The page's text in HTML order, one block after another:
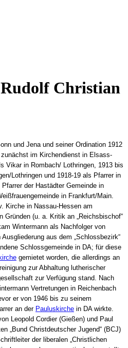
Christian
und Jena und seiner Ordination 1912
im Kirchendienst in Elsass-
Vikar in Rombach/ Lothringen, 1913 bis
Lothringen und 1918-19 als Pfarrer in
der Hastädter Gemeinde in
in Frankfurt/Main.
Kirche in Nassau-Hessen am
Gründen (u. a. Kritik an „Reichsbischof“
Wintermann als Nachfolger von
aus dem „Schlossbezirk“
Schlossgemeinde in DA; für diese
gemietet worden, die allerdings an
zur Abhaltung lutherischer
zur Verfügung stand. Nach
Vertretungen in Reichenbach
er von 1946 bis zu seinem
an der Pauluskirche in DA wirkte.
Leopold Cordier (Gießen) und Paul
„Bund Christdeutscher Jugend“ (BCJ)
der liberalen „Christlichen